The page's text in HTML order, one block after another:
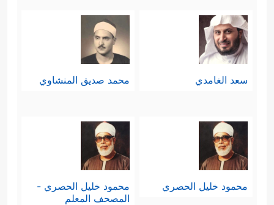
سعد الغامدي محمد صديق المنشاوي
محمود خليل الحصري
محمود خليل الحصري -
المصحف المعلم